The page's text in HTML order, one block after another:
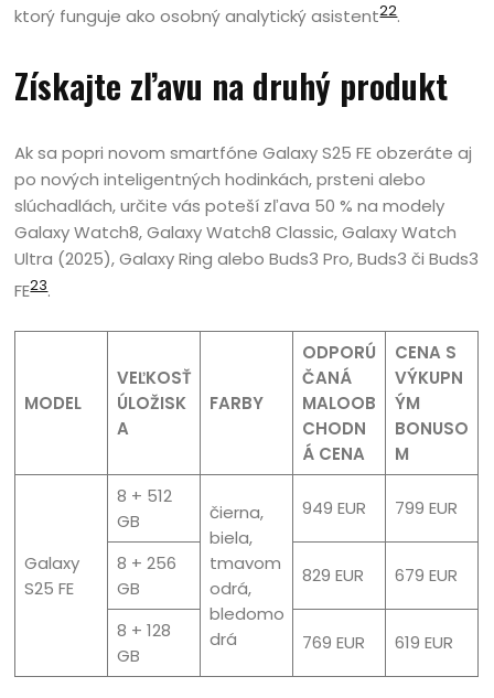
ktorý funguje ako osobný analytický asistent22.
Získajte zľavu na druhý produkt
Ak sa popri novom smartfóne Galaxy S25 FE obzeráte aj
po nových inteligentných hodinkách, prsteni alebo
slúchadlách, určite vás poteší zľava 50 % na modely
Galaxy Watch8, Galaxy Watch8 Classic, Galaxy Watch
Ultra (2025), Galaxy Ring alebo Buds3 Pro, Buds3 či Buds3
FE23.
MODEL
VEĽKOSŤ
ÚLOŽISK
A
FARBY
ODPORÚ
ČANÁ
MALOOB
CHODN
Á CENA
CENA S
VÝKUPN
ÝM
BONUSO
M
Galaxy
S25 FE
8 + 512
GB
čierna,
biela,
tmavom
odrá,
bledomo
drá
949 EUR 799 EUR
8 + 256
GB
829 EUR 679 EUR
8 + 128
GB
769 EUR 619 EUR